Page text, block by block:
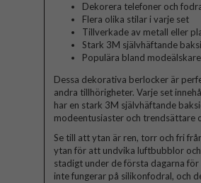
Dekorera telefoner och
Flera olika stilar i varje set
Tillverkade av metall eller
Stark 3M självhäftande
Populära bland modeälskare
Dessa dekorativa berlocker är
andra tillhörigheter. Varje set
har en stark 3M självhäftande
modeentusiaster och trendsättare
Se till att ytan är ren, torr och fri
ytan för att undvika luftbubblor
stadigt under de första dagarna
inte fungerar på silikonfodral, och